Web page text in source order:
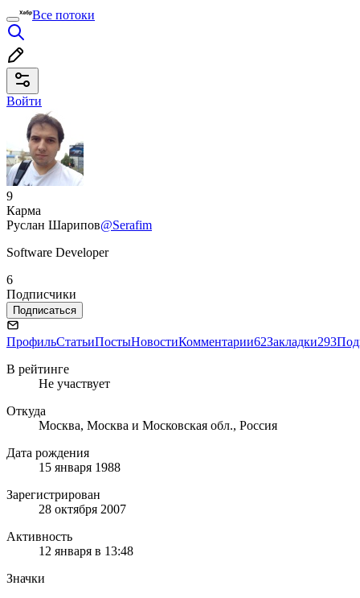
Все потоки
Войти
9
Карма
Руслан Шарипов@Serafim
Software Developer
6
Подписчики
Подписаться
ПрофильСтатьиПостыНовостиКомментарии62Закладки293
В рейтинге
Не участвует
Откуда
Москва, Москва и Московская обл., Россия
Дата рождения
15 января 1988
Зарегистрирован
28 октября 2007
Активность
12 января в 13:48
Значки